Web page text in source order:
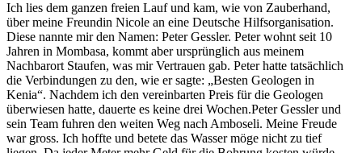
Ich lies dem ganzen freien Lauf und kam, wie von Zauberhand,
über meine Freundin Nicole an eine Deutsche Hilfsorganisation.
Diese nannte mir den Namen: Peter Gessler. Peter wohnt seit 10
Jahren in Mombasa, kommt aber ursprünglich aus meinem
Nachbarort Staufen, was mir Vertrauen gab. Peter hatte tatsächlich
die Verbindungen zu den, wie er sagte: „Besten Geologen in
Kenia“. Nachdem ich den vereinbarten Preis für die Geologen
überwiesen hatte, dauerte es keine drei Wochen.Peter Gessler und
sein Team fuhren den weiten Weg nach Amboseli. Meine Freude
war gross. Ich hoffte und betete das Wasser möge nicht zu tief